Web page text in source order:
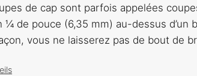
de cap sont parfois appelées
¼ de pouce (6,35 mm) au-dessus d’un
vous ne laisserez pas de bout de